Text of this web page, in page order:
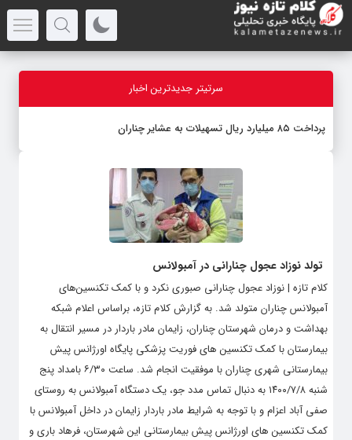
سرتیتر جدیدترین اخبار
پرداخت ۸۵ میلیارد ریال تسهیلات به عشایر چناران
تولد نوزاد عجول چنارانی در آمبولانس
کلام تازه | نوزاد عجول چنارانی صبوری نکرد و با کمک تکنسین‌های
آمبولانس چناران متولد شد. به گزارش کلام تازه، براساس اعلام شبکه
بهداشت و درمان شهرستان چناران، زایمان مادر باردار در مسیر انتقال به
بیمارستان با کمک تکنسین های فوریت پزشکی پایگاه اورژانس پیش
بیمارستانی شهری چناران با موفقیت انجام شد. ساعت ۶/۳۰ بامداد پنج
شنبه ۱۴۰۰/۷/۸ به دنبال تماس مدد جو، یک دستگاه آمبولانس به روستای
صفی آباد اعزام و با توجه به شرایط مادر باردار زایمان در داخل آمبولانس با
کمک تکنسین های اورژانس پیش بیمارستانی این شهرستان، فرهاد باری و